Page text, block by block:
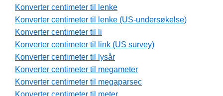
Konverter centimeter til lenke
Konverter centimeter til lenke (US-undersøkelse)
Konverter centimeter til li
Konverter centimeter til link (US survey)
Konverter centimeter til lysår
Konverter centimeter til megameter
Konverter centimeter til megaparsec